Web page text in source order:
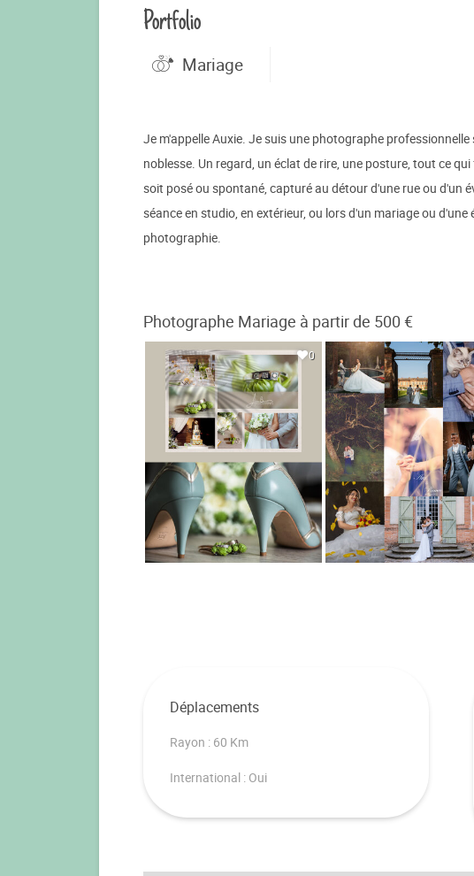
Portfolio
Mariage
Je m'appelle Auxie. Je suis une photographe
noblesse. Un regard, un éclat de rire, une posture, tout ce
soit posé ou spontané, capturé au détour d'une rue ou d'un
séance en studio, en extérieur, ou lors d'un mariage ou
photographie.
Photographe Mariage à partir de 500 €
0
Déplacements
Rayon : 60 Km
International : Oui